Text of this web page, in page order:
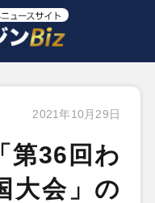
2021年10月29日
第36回わ
大会」の